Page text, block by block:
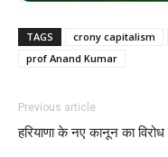
TAGS crony capitalism
prof Anand Kumar
Previous article
हरियाणा के नए कानून का विरोध